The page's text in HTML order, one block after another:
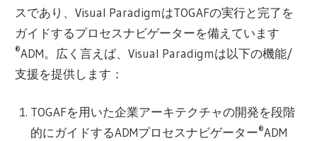
スであり、Visual ParadigmはTOGAFの実行と完了を
ガイドするプロセスナビゲーターを備えています
®ADM。広く言えば、Visual Paradigmは以下の機能/
支援を提供します：
TOGAFを用いた企業アーキテクチャの開発を段階
的にガイドするADMプロセスナビゲーター®ADM